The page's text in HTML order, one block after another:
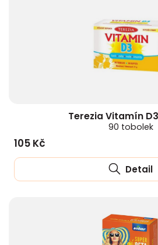
Terezia Vitamín D3
90 tobolek
105 Kč
Detail